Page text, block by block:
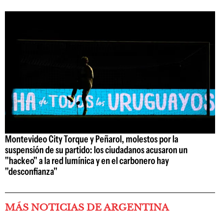
Montevideo City Torque y Peñarol, molestos por la
suspensión de su partido: los ciudadanos acusaron un
"hackeo" a la red lumínica y en el carbonero hay
"desconfianza"
MÁS NOTICIAS DE ARGENTINA